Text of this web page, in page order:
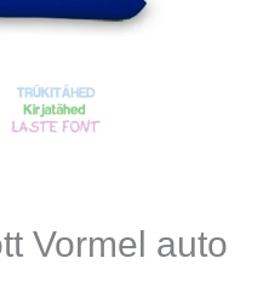
Vormel auto